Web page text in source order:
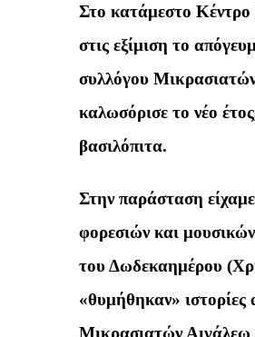
Στο κατάμεστο
στις εξίμιση το
συλλόγου
καλωσόρισε το νέο
βασιλόπιτα.
Στην παράσταση
φορεσιών και
του Δωδεκαημέρου
«θυμήθηκαν» ιστορίες
Μικρασιατών Αιγάλεω